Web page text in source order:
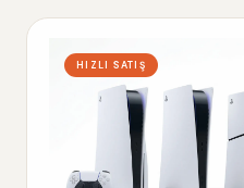
HIZLI SATIŞ